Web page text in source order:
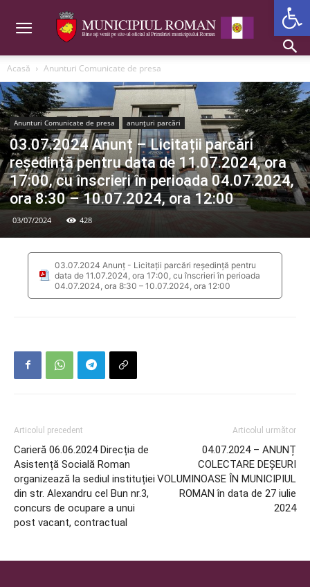
Acasă Anunturi Comunicate de presa
Anunturi Comunicate de presa anunțuri parcări
03.07.2024 Anunț – Licitații parcări
reședință pentru data de 11.07.2024, ora
17:00, cu înscrieri în perioada 04.07.2024,
ora 8:30 – 10.07.2024, ora 12:00
03/07/2024 428
03.07.2024 Anunț - Licitații parcări reședință pentru
data de 11.07.2024, ora 17:00, cu înscrieri în perioada
04.07.2024, ora 8:30 – 10.07.2024, ora 12:00
Articolul precedent
Carieră 06.06.2024 Direcția de
Asistență Socială Roman
organizează la sediul instituției
din str. Alexandru cel Bun nr.3,
concurs de ocupare a unui
post vacant, contractual
Articolul următor
04.07.2024 – ANUNȚ
COLECTARE DEȘEURI
VOLUMINOASE ÎN MUNICIPIUL
ROMAN în data de 27 iulie
2024